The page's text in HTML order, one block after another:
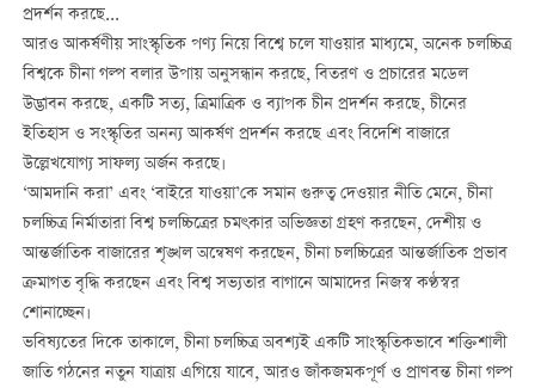
প্রদর্শন করছে...
আরও আকর্ষণীয় সাংস্কৃতিক পণ্য নিয়ে বিশ্বে চলে যাওয়ার মাধ্যমে, অনেক চলচ্চিত্র
বিশ্বকে চীনা গল্প বলার উপায় অনুসন্ধান করছে, বিতরণ ও প্রচারের মডেল
উদ্ভাবন করছে, একটি সত্য, ত্রিমাত্রিক ও ব্যাপক চীন প্রদর্শন করছে, চীনের
ইতিহাস ও সংস্কৃতির অনন্য আকর্ষণ প্রদর্শন করছে এবং বিদেশি বাজারে
উল্লেখযোগ্য সাফল্য অর্জন করছে।
‘আমদানি করা’ এবং ‘বাইরে যাওয়া’কে সমান গুরুত্ব দেওয়ার নীতি মেনে, চীনা
চলচ্চিত্র নির্মাতারা বিশ্ব চলচ্চিত্রের চমৎকার অভিজ্ঞতা গ্রহণ করছেন, দেশীয় ও
আন্তর্জাতিক বাজারের শৃঙ্খল অন্বেষণ করছেন, চীনা চলচ্চিত্রের আন্তর্জাতিক প্রভাব
ক্রমাগত বৃদ্ধি করছেন এবং বিশ্ব সভ্যতার বাগানে আমাদের নিজস্ব কণ্ঠস্বর
শোনাচ্ছেন।
ভবিষ্যতের দিকে তাকালে, চীনা চলচ্চিত্র অবশ্যই একটি সাংস্কৃতিকভাবে শক্তিশালী
জাতি গঠনের নতুন যাত্রায় এগিয়ে যাবে, আরও জাঁকজমকপূর্ণ ও প্রাণবন্ত চীনা গল্প